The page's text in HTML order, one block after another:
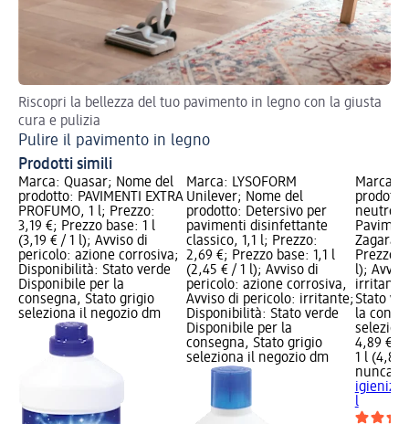
Riscopri la bellezza del tuo pavimento in legno con la giusta
cura e pulizia
Pulire il pavimento in legno
Prodotti simili
Marca: Quasar; Nome del
prodotto: PAVIMENTI EXTRA
PROFUMO, 1 l; Prezzo:
3,19 €; Prezzo base: 1 l
(3,19 € / 1 l); Avviso di
pericolo: azione corrosiva;
Disponibilità: Stato verde
Disponibile per la
consegna, Stato grigio
seleziona il negozio dm
Marca: LYSOFORM
Unilever; Nome del
prodotto: Detersivo per
pavimenti disinfettante
classico, 1,1 l; Prezzo:
2,69 €; Prezzo base: 1,1 l
(2,45 € / 1 l); Avviso di
pericolo: azione corrosiva,
Avviso di pericolo: irritante;
Disponibilità: Stato verde
Disponibile per la
consegna, Stato grigio
seleziona il negozio dm
Marca:
neutro
Zagara,
Prezzo
l);
Stato
la
4,89 €
1 l (4,89
nuncas
l